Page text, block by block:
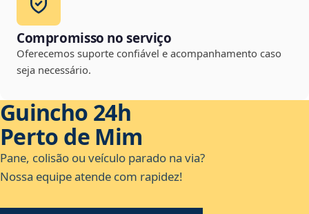
Compromisso no serviço
Oferecemos suporte confiável e acompanhamento caso
seja necessário.
Guincho 24h
Perto de Mim
Pane, colisão ou veículo parado na via?
Nossa equipe atende com rapidez!